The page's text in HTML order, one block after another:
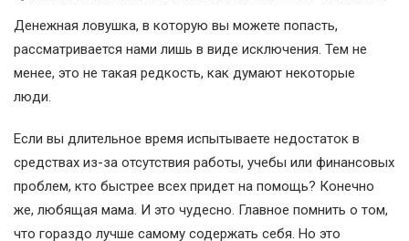
Денежная ловушка, в которую вы можете попасть,
рассматривается нами лишь в виде исключения. Тем не
менее, это не такая редкость, как думают некоторые
люди.
Если вы длительное время испытываете недостаток в
средствах из-за отсутствия работы, учебы или финансовых
проблем, кто быстрее всех придет на помощь? Конечно
же, любящая мама. И это чудесно. Главное помнить о том,
что гораздо лучше самому содержать себя. Но это